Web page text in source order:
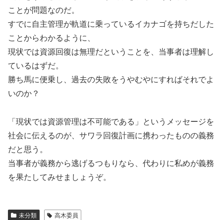
ことが問題なのだ。
すでに自主管理が軌道に乗っているイカナゴを持ちだした
ことからわかるように、
現状では資源回復は無理だということを、当事者は理解し
ているはずだ。
勝ち馬に便乗し、過去の失敗をうやむやにすればそれでよ
いのか？
「現状では資源管理は不可能である」というメッセージを
社会に伝えるのが、サワラ回復計画に携わったものの義務
だと思う。
当事者が義務から逃げるつもりなら、代わりに私めが義務
を果たしてみせましょうぞ。
未分類 高木委員